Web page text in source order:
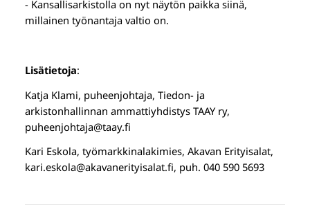
- Kansallisarkistolla on nyt näytön paikka siinä,
millainen työnantaja valtio on.
Lisätietoja:
Katja Klami, puheenjohtaja, Tiedon- ja
arkistonhallinnan ammattiyhdistys TAAY ry,
puheenjohtaja@taay.fi
Kari Eskola, työmarkkinalakimies, Akavan Erityisalat,
kari.eskola@akavanerityisalat.fi, puh. 040 590 5693